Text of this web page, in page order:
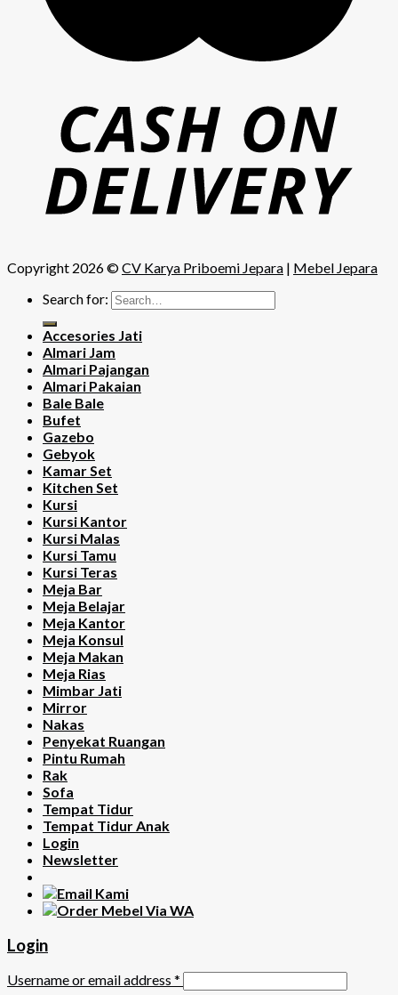
Copyright 2026 ©CV Karya Priboemi Jepara | Mebel Jepara
Search for:
Accesories Jati
Almari Jam
Almari Pajangan
Almari Pakaian
Bale Bale
Bufet
Gazebo
Gebyok
Kamar Set
Kitchen Set
Kursi
Kursi Kantor
Kursi Malas
Kursi Tamu
Kursi Teras
Meja Bar
Meja Belajar
Meja Kantor
Meja Konsul
Meja Makan
Meja Rias
Mimbar Jati
Mirror
Nakas
Penyekat Ruangan
Pintu Rumah
Rak
Sofa
Tempat Tidur
Tempat Tidur Anak
Login
Newsletter
Login
Username or email address *